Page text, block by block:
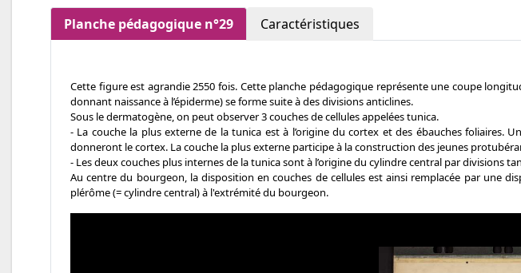
Planche pédagogique n°29 Caractéristiques
Cette figure est agrandie 2550 fois. Cette planche pédagogique représente une coupe
donnant naissance à l’épiderme) se forme suite à des divisions anticlines.
Sous le dermatogène, on peut observer 3 couches de cellules appelées tunica.
- La couche la plus externe de la tunica est à l’origine du cortex et des ébauches foliaires.
donneront le cortex. La couche la plus externe participe à la construction des jeunes
- Les deux couches plus internes de la tunica sont à l’origine du cylindre central par divisions
Au centre du bourgeon, la disposition en couches de cellules est ainsi remplacée par une
plérôme (= cylindre central) à l'extrémité du bourgeon.